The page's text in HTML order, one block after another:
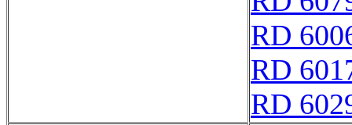
RD
RD
RD